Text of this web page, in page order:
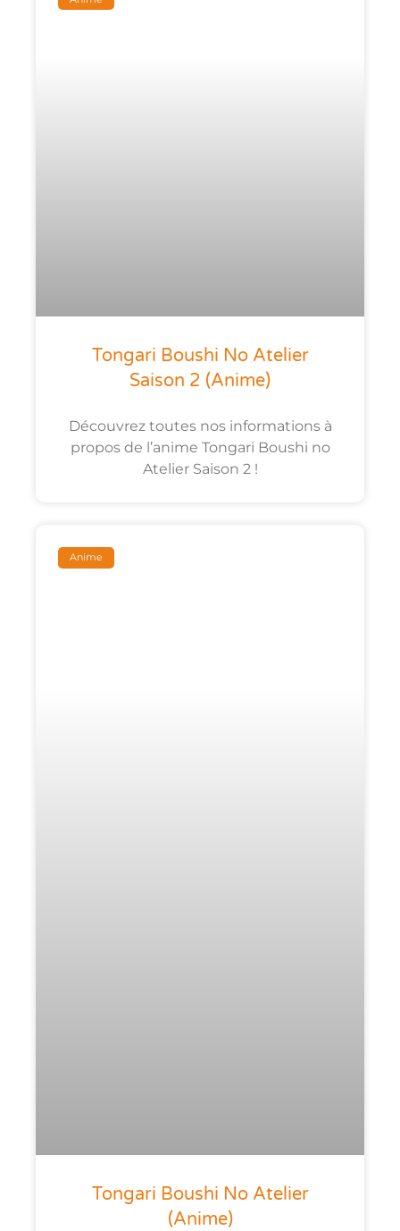
Tongari Boushi No Atelier
Saison 2 (anime)
Découvrez toutes nos informations à
propos de l’anime Tongari Boushi no
Atelier Saison 2 !
Anime
Tongari Boushi No Atelier
(anime)